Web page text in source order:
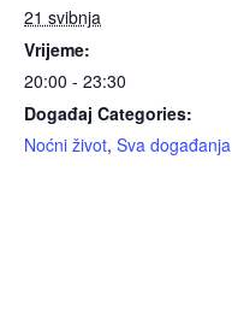
21 svibnja
Vrijeme:
20:00 - 23:30
Događaj Categories:
Noćni život, Sva događanja